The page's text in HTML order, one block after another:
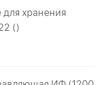
хранения
()